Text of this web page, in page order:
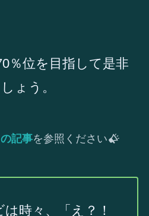
％位を目指して是非
ょう。
記事を参照ください
時々、「え？！